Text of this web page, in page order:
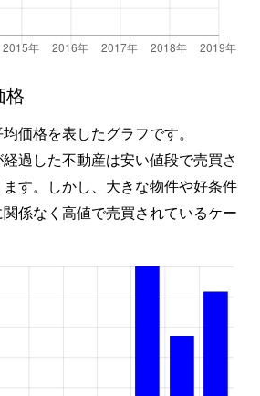
格
価格を表したグラフです。
過した不動産は安い値段で売買さ
す。しかし、大きな物件や好条件
係なく高値で売買されているケー